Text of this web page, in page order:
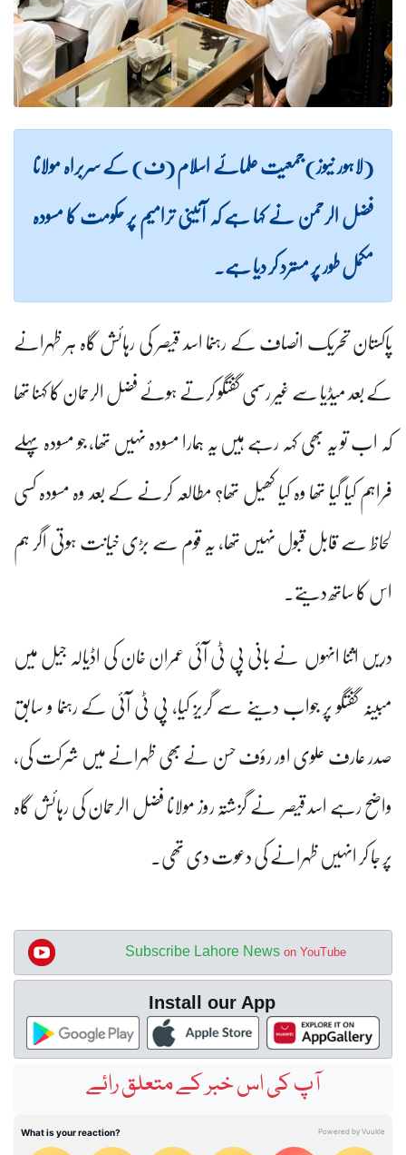
(لاہور نیوز)جمعیت علمائے اسلام (ف) کے سربراہ مولانا
فضل الرحمن نے کہا ہے کہ آئینی ترامیم پر حکومت کا مسودہ
مکمل طور پر مسترد کر دیا ہے۔
پاکستان تحریک انصاف کے رہنما اسد قیصر کی رہائش گاہ ہر ظہرانے
کے بعد میڈیا سے غیر رسمی گفتگو کرتے ہوئے فضل الرحمان کا کہنا تھا
کہ اب تو یہ بھی کہہ رہے ہیں یہ ہمارا مسودہ نہیں تھا، جو مسودہ پہلے
فراہم کیا گیا تھا وہ کیا کھیل تھا؟ مطالعہ کرنے کے بعد وہ مسودہ کسی
لحاظ سے قابل قبول نہیں تھا، یہ قوم سے بڑی خیانت ہوتی اگر ہم
اس کا ساتھ دیتے۔
دریں اثنا انہوں نے بانی پی ٹی آئی عمران خان کی اڈیالہ جیل میں
مبینہ گفتگو پر جواب دینے سے گریز کیا، پی ٹی آئی کے رہنما و سابق
صدر عارف علوی اور رؤف حسن نے بھی ظہرانے میں شرکت کی،
واضح رہے اسد قیصر نے گزشتہ روز مولانا فضل الرحمان کی رہائش گاہ
پر جا کر انہیں ظہرانے کی دعوت دی تھی۔
Subscribe Lahore News on YouTube
Install our App
آپ کی اس خبر کے متعلق رائے